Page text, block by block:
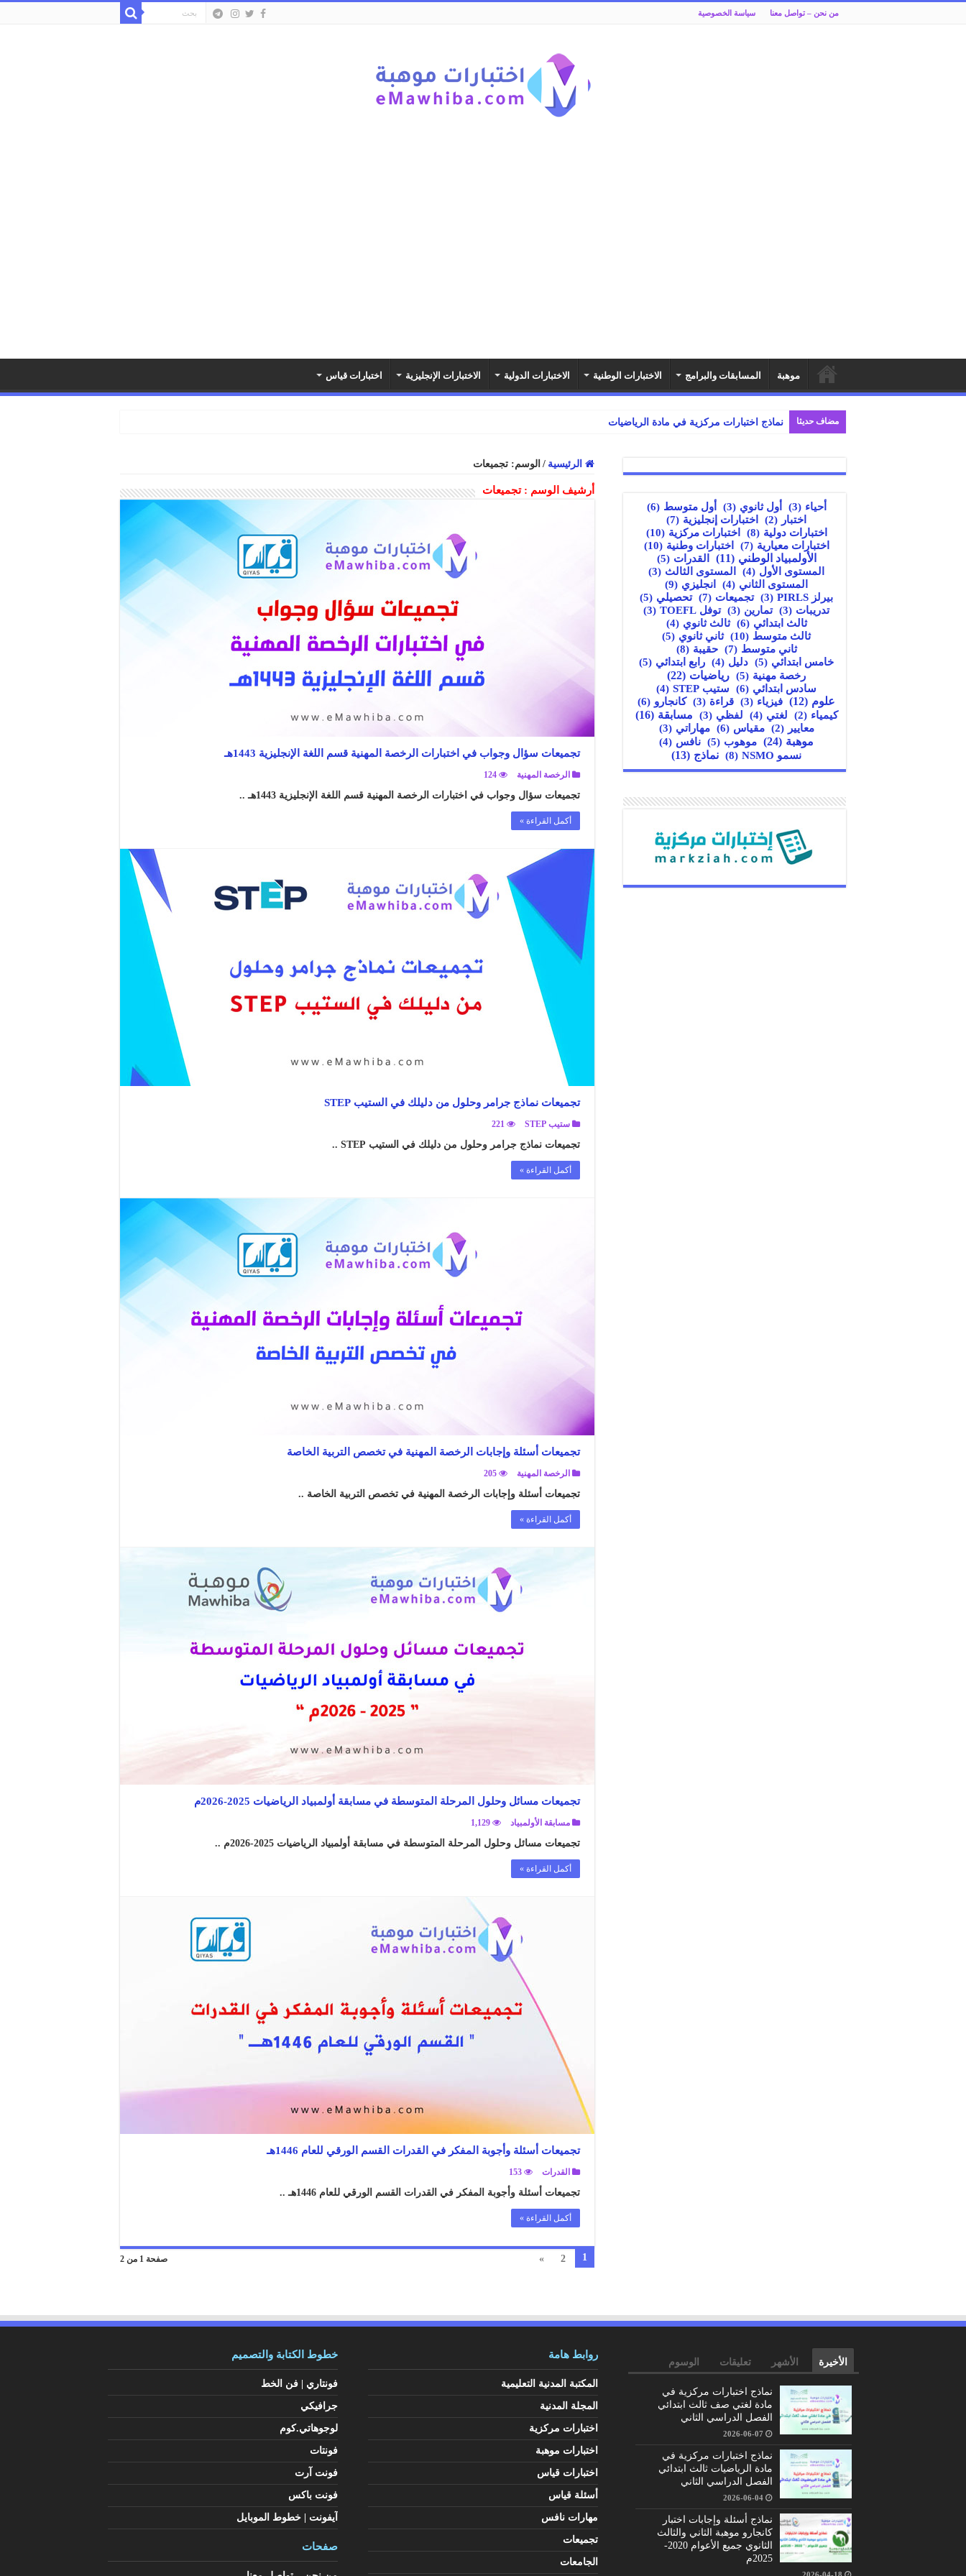
من نحن – تواصل معنا سياسة الخصوصية
موهبة المسابقات والبرامج الاختبارات الوطنية الاختبارات الدولية الاختبارات الإنجليزية اختبارات قياس
مضاف حديثا نماذج اختبارات مركزية في مادة الرياضيات ثالث ابتدائي الفصل الدراسي
الرئيسية / الوسم: تجميعات
أرشيف الوسم :تجميعات
تجميعات سؤال وجواب في اختبارات الرخصة المهنية قسم اللغة الإنجليزية 1443هـ
الرخصة المهنية 124
تجميعات سؤال وجواب في اختبارات الرخصة المهنية قسم اللغة الإنجليزية 1443هـ ..
أكمل القراءة »
تجميعات نماذج جرامر وحلول من دليلك في الستيب STEP
ستيب STEP 221
تجميعات نماذج جرامر وحلول من دليلك في الستيب STEP ..
أكمل القراءة »
تجميعات أسئلة وإجابات الرخصة المهنية في تخصص التربية الخاصة
الرخصة المهنية 205
تجميعات أسئلة وإجابات الرخصة المهنية في تخصص التربية الخاصة ..
أكمل القراءة »
تجميعات مسائل وحلول المرحلة المتوسطة في مسابقة أولمبياد الرياضيات 2025-2026م
مسابقة الأولمبياد 1,129
تجميعات مسائل وحلول المرحلة المتوسطة في مسابقة أولمبياد الرياضيات 2025-2026م ..
أكمل القراءة »
تجميعات أسئلة وأجوبة المفكر في القدرات القسم الورقي للعام 1446هـ
القدرات 153
تجميعات أسئلة وأجوبة المفكر في القدرات القسم الورقي للعام 1446هـ ..
أكمل القراءة »
صفحة 1 من 2 1
2
»
أحياء (3) أول ثانوي (3) أول متوسط (6)
اختبار (2) اختبارات إنجليزية (7)
اختبارات دولية (8) اختبارات مركزية (10)
اختبارات معيارية (7) اختبارات وطنية (10)
الأولمبياد الوطني (11) القدرات (5)
المستوى الأول (4) المستوى الثالث (3)
المستوى الثاني (4) انجليزي (9)
بيرلز PIRLS (3) تجميعات (7) تحصيلي (5)
تدريبات (3) تمارين (3) توفل TOEFL (3)
ثالث ابتدائي (6) ثالث ثانوي (4)
ثالث متوسط (10) ثاني ثانوي (5)
ثاني متوسط (7) حقيبة (8)
خامس ابتدائي (5) دليل (4) رابع ابتدائي (5)
رخصة مهنية (5) رياضيات (22)
سادس ابتدائي (6) ستيب STEP (4)
علوم (12) فيزياء (3) قراءة (3) كانجارو (6)
كيمياء (2) لغتي (4) لفظي (3) مسابقة (16)
معايير (2) مقياس (6) مهاراتي (3)
موهبة (24) موهوب (5) نافس (4)
نسمو NSMO (8) نماذج (13)
الأخيرة الأشهر تعليقات الوسوم
نماذج اختبارات مركزية في
مادة لغتي صف ثالث ابتدائي
الفصل الدراسي الثاني
2026-06-07
نماذج اختبارات مركزية في
مادة الرياضيات ثالث ابتدائي
الفصل الدراسي الثاني
2026-06-04
نماذج أسئلة وإجابات اختبار
كانجارو موهبة الثاني والثالث
الثانوي جميع الأعوام 2020-
2025م
روابط هامة
المكتبة المدنية التعليمية
المجلة المدنية
اختبارات مركزية
اختبارات موهبة
اختبارات قياس
أسئلة قياس
مهارات نافس
تجميعات
الجامعات
خطوط الكتابة والتصميم
فونتاري | فن الخط
جرافيكي
لوجوهاتي.كوم
فونتات
فونت آرت
فونت باكس
آيفونت | خطوط الموبايل
صفحات